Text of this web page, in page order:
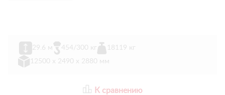
29.6 м 454/300 кг
18119 кг
12500 х 2490 х 2880 мм
К сравнению